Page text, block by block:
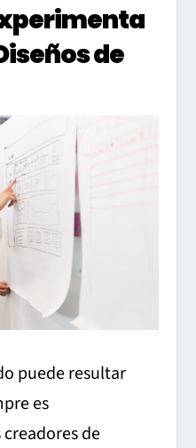
de
puede resultar
es
de